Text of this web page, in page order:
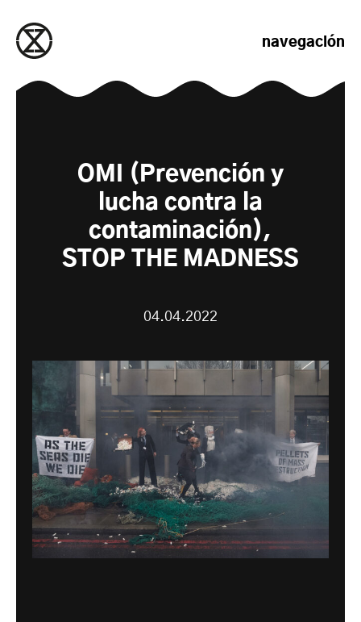
navegación
OMI (Prevención y
lucha contra la
contaminación),
STOP THE MADNESS
04.04.2022